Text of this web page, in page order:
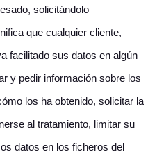
solicitándolo
que cualquier cliente,
facilitado sus datos en algún
y pedir información sobre los
los ha obtenido, solicitar la
al tratamiento, limitar su
datos en los ficheros del